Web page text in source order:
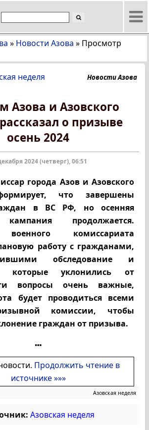
» Новости Азова » Просмотр
неделя Новости Азова
Азова и Азовского
о призыве
осень 2024
2024 (четверг), 06:51
города Азов и Азовского
что завершены
в ВС РФ, но осенняя
продолжается.
комиссариата
работу с гражданами,
обследование и
которые уклонились от
вопросы очень важные,
будет проводиться всеми
комиссии, чтобы
граждан от призыва.
Продолжить чтение в
источнике »»»
Азовская неделя
Азовская неделя